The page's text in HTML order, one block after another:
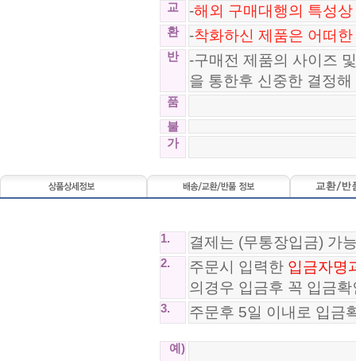
교 -해외 구매대행의 특성
환 -착화하신 제품은 어떠
반
-구매전 제품의 사이즈
을 통한후 신중한 결정
품
불
가
1. 결제는 (무통장입금) 가
2. 주문시 입력한 입금자명
의경우 입금후 꼭 입금
3. 주문후 5일 이내로 입금
예)